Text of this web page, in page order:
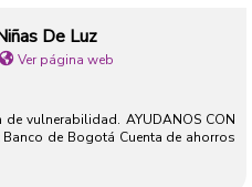
De Luz
Ver página web
vulnerabilidad. AYUDANOS CON
de Bogotá Cuenta de ahorros